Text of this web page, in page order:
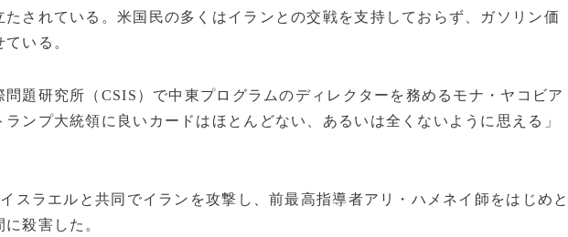
たされている。米国民の多くはイランとの交戦を支持しておらず、ガソリン価
いる。
題研究所（CSIS）で中東プログラムのディレクターを務めるモナ・ヤコビア
ンプ大統領に良いカードはほとんどない、あるいは全くないように思える」
スラエルと共同でイランを攻撃し、前最高指導者アリ・ハメネイ師をはじめ
殺害した。